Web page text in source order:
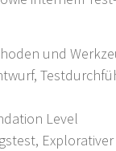
und
Level